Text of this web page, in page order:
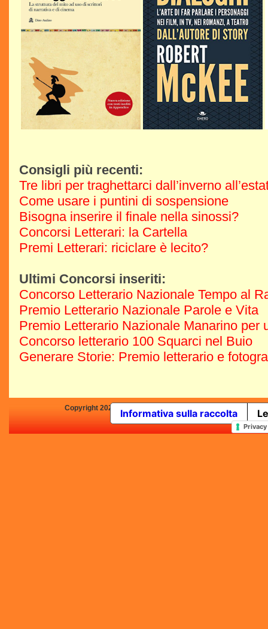
Consigli più recenti:
Tre libri per traghettarci dall’inverno
Come usare i puntini di sospensione
Bisogna inserire il finale nella sinossi?
Concorsi Letterari: la Cartella
Premi Letterari: riciclare è lecito?
Ultimi Concorsi inseriti:
Concorso Letterario Nazionale Tempo al
Premio Letterario Nazionale Parole e Vita
Premio Letterario Nazionale Manarino per
Concorso letterario 100 Squarci nel Buio
Generare Storie: Premio letterario e
Copyright 2025 by Concorsi-Letterari.it - P.IVA
In qualità di Affiliato
Informativa sulla raccolta